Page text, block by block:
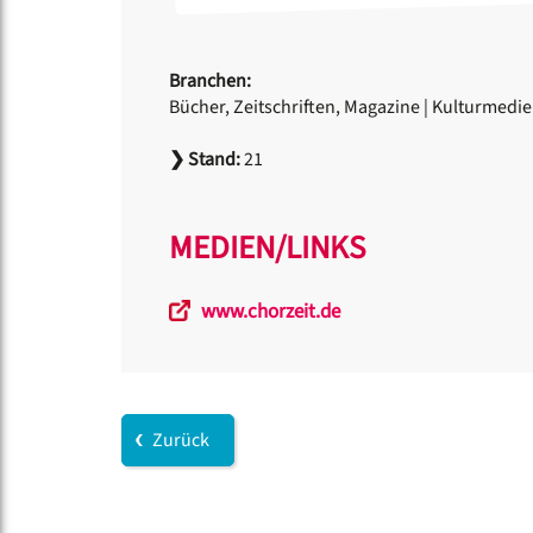
Branchen:
Bücher, Zeitschriften, Magazine|
❯Stand:21
MEDIEN/LINKS
www.chorzeit.de
Zurück